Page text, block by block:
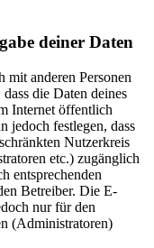
deiner Daten
mit anderen Personen
die Daten deines
Internet öffentlich
jedoch festlegen, dass
Nutzerkreis
etc.) zugänglich
entsprechenden
Betreiber. Die E-
nur für den
(Administratoren)